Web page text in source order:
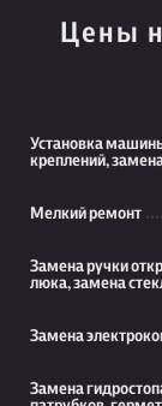
Цены
Установка
креплений,
Мелкий ремонт
Замена ручки
люка, замена
Замена
Замена